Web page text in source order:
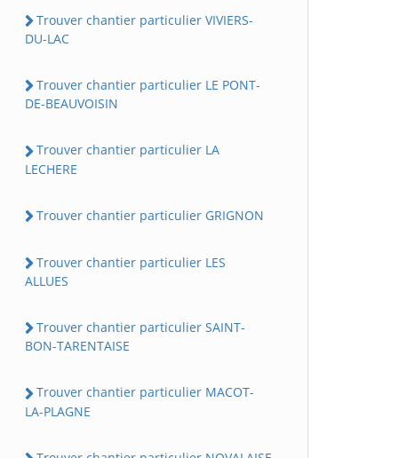
Trouver chantier particulier VIVIERS-
DU-LAC
Trouver chantier particulier LE PONT-
DE-BEAUVOISIN
Trouver chantier particulier LA
LECHERE
Trouver chantier particulier GRIGNON
Trouver chantier particulier LES
ALLUES
Trouver chantier particulier SAINT-
BON-TARENTAISE
Trouver chantier particulier MACOT-
LA-PLAGNE